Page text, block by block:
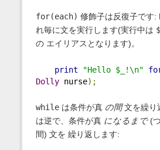
for(each) 修飾子は反復子です:
れ毎に文を実行します(実行中は $_
の エイリアスとなります)。
print "Hello $_!\n"
Dolly nurse);
whileは条件が真 の間文を繰り
は逆で、条件が真 になるまで(
間) 文を 繰り返します: